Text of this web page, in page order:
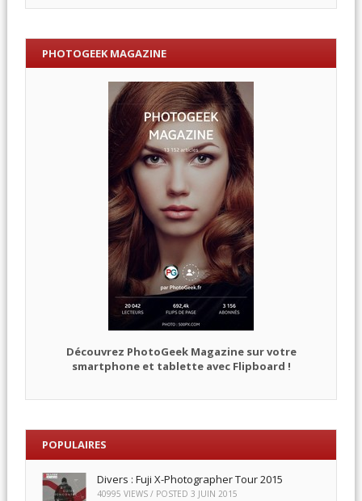
PHOTOGEEK MAGAZINE
Découvrez PhotoGeek Magazine sur votre
smartphone et tablette avec Flipboard !
POPULAIRES
Divers : Fuji X-Photographer Tour 2015
40995 VIEWS / POSTED 3 JUIN 2015